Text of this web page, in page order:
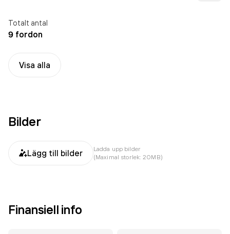
Totalt antal
9 fordon
Visa alla
Bilder
Lägg till bilder
Ladda upp bilder
(Maximal storlek: 20MB)
Finansiell info